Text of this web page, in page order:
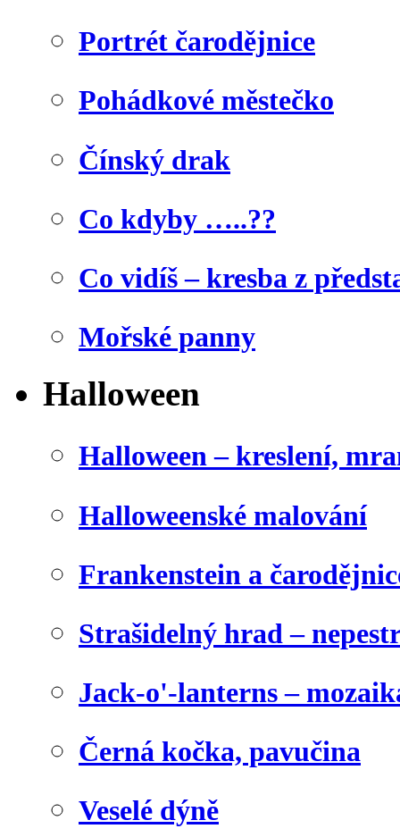
Portrét čarodějnice
Pohádkové městečko
Čínský drak
Co kdyby …..??
Co vidíš – kresba z
Mořské panny
Halloween
Halloween – kreslení,
Halloweenské malování
Frankenstein a
Strašidelný hrad –
Jack-o'-lanterns –
Černá kočka, pavučina
Veselé dýně